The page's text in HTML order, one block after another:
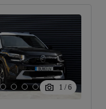
1 / 6